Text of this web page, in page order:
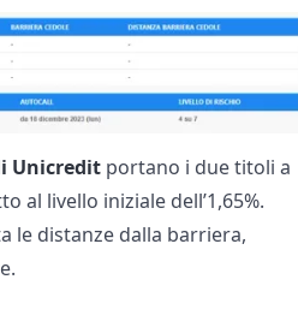
Unicredit portano i due titoli a
al livello iniziale dell’1,65%.
le distanze dalla barriera,